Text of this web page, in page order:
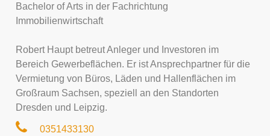
Bachelor of Arts in der Fachrichtung
Immobilienwirtschaft
Robert Haupt betreut Anleger und Investoren im
Bereich Gewerbeflächen. Er ist Ansprechpartner für die
Vermietung von Büros, Läden und Hallenflächen im
Großraum Sachsen, speziell an den Standorten
Dresden und Leipzig.
0351433130